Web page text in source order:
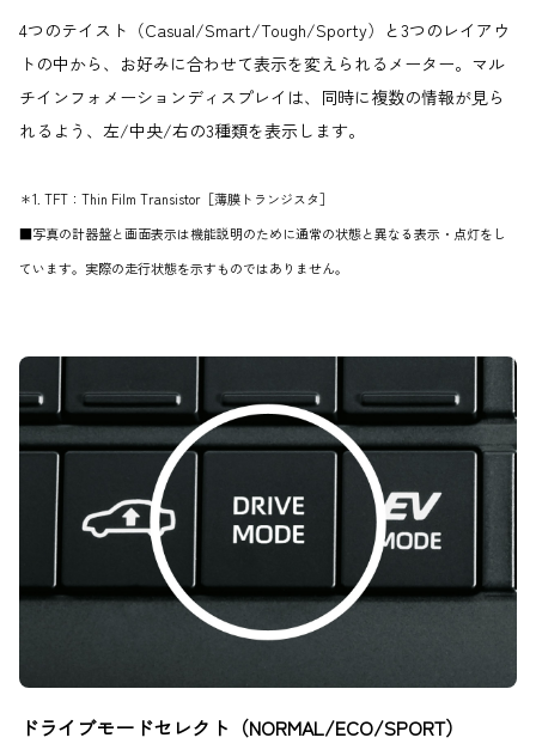
4つのテイスト（Casual/Smart/Tough/Sporty）と3つのレイアウ
トの中から、お好みに合わせて表示を変えられるメーター。マル
チインフォメーションディスプレイは、同時に複数の情報が見ら
れるよう、左/中央/右の3種類を表示します。
＊1. TFT：Thin Film Transistor［薄膜トランジスタ］
■写真の計器盤と画面表示は機能説明のために通常の状態と異なる表示・点灯をし
ています。実際の走行状態を示すものではありません。
ドライブモードセレクト（NORMAL/ECO/SPORT）